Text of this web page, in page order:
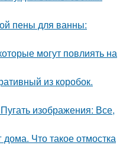
пены для ванны:
могут повлиять на
из коробок.
изображения: Все,
дома. Что такое отмостка